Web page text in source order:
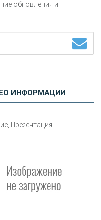
для предпринимателей
обновления и
ИНФОРМАЦИИ
Презентация